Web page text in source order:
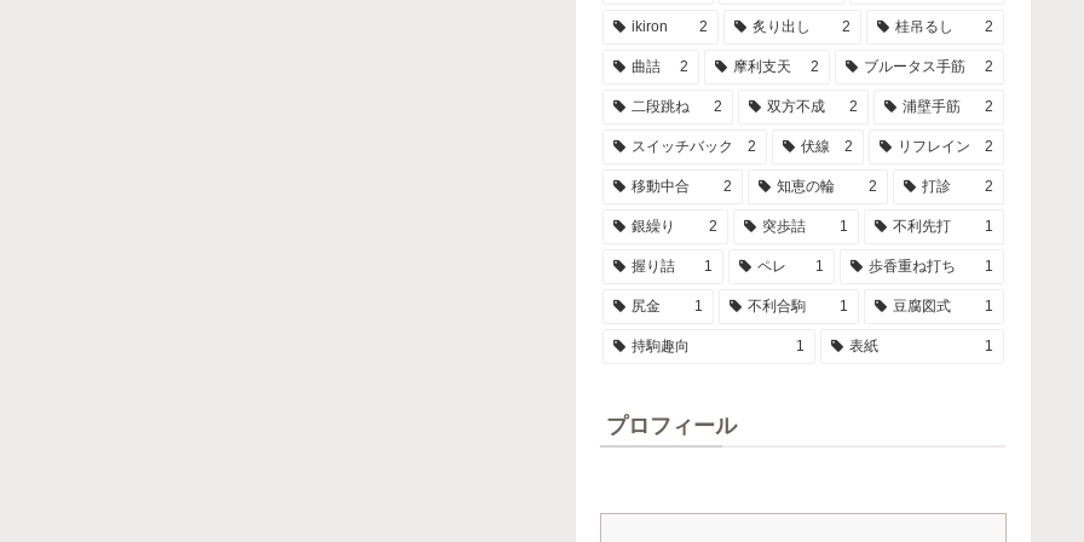
ikiron 2 炙り出し 2 桂吊るし 2
曲詰 2 摩利支天 2 ブルータス手筋 2
二段跳ね 2 双方不成 2 浦壁手筋 2
スイッチバック 2 伏線 2 リフレイン 2
移動中合 2 知恵の輪 2 打診 2
銀繰り 2 突歩詰 1 不利先打 1
握り詰 1 ペレ 1 歩香重ね打ち 1
尻金 1 不利合駒 1 豆腐図式 1
持駒趣向 1 表紙 1
プロフィール